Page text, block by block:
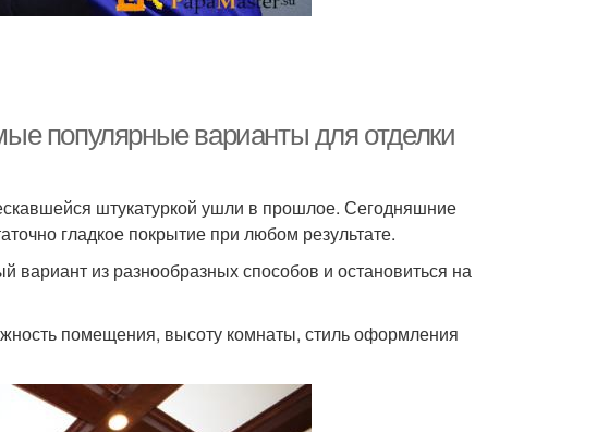
популярные варианты для отделки
штукатуркой ушли в прошлое. Сегодняшние
гладкое покрытие при любом результате.
из разнообразных способов и остановиться на
помещения, высоту комнаты, стиль оформления